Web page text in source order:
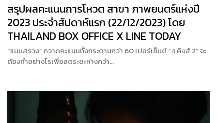
สรุปผลคะแนนการโหวต สาขา ภาพยนตร์แห่งปี
2023 ประจำสัปดาห์แรก (22/12/2023) โดย
THAILAND BOX OFFICE X LINE TODAY
“แมนสรวง” กวาดคะแนนทั้งกระดานกว่า 60 เปอร์เซ็นต์ “4 คิงส์ 2” จะ
ต้องทำอย่างไรเพื่อลดระยะห่างกว่า…